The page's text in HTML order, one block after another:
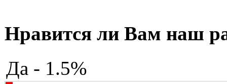
Нравится ли Вам наш
Да - 1.5%